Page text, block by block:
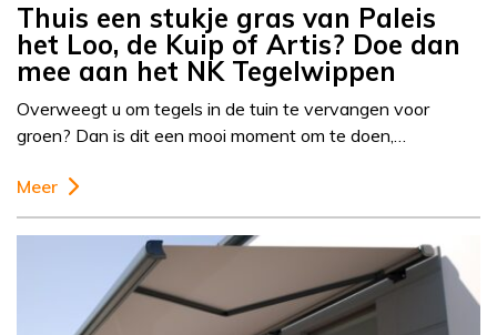
Thuis een stukje gras van Paleis
het Loo, de Kuip of Artis? Doe dan
mee aan het NK Tegelwippen
Overweegt u om tegels in de tuin te vervangen voor
groen? Dan is dit een mooi moment om te doen,…
Meer